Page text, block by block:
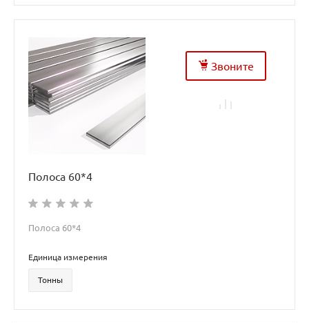
Звоните
Полоса 60*4
Полоса 60*4
Единица измерения
Тонны